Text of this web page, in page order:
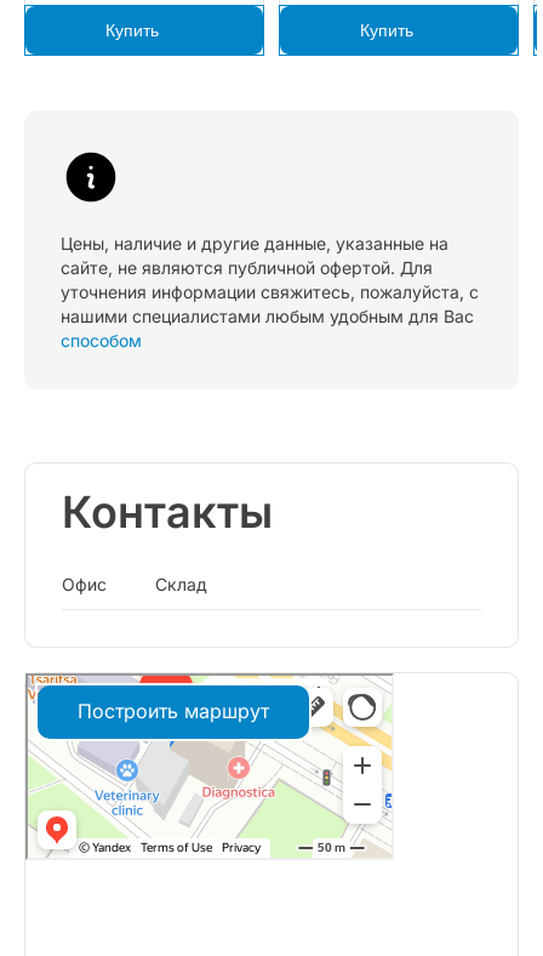
Купить Купить
Цены, наличие и другие данные, указанные на
сайте, не являются публичной офертой. Для
уточнения информации свяжитесь, пожалуйста, с
нашими специалистами любым удобным для Вас
способом
Контакты
Офис Склад
Построить маршрут